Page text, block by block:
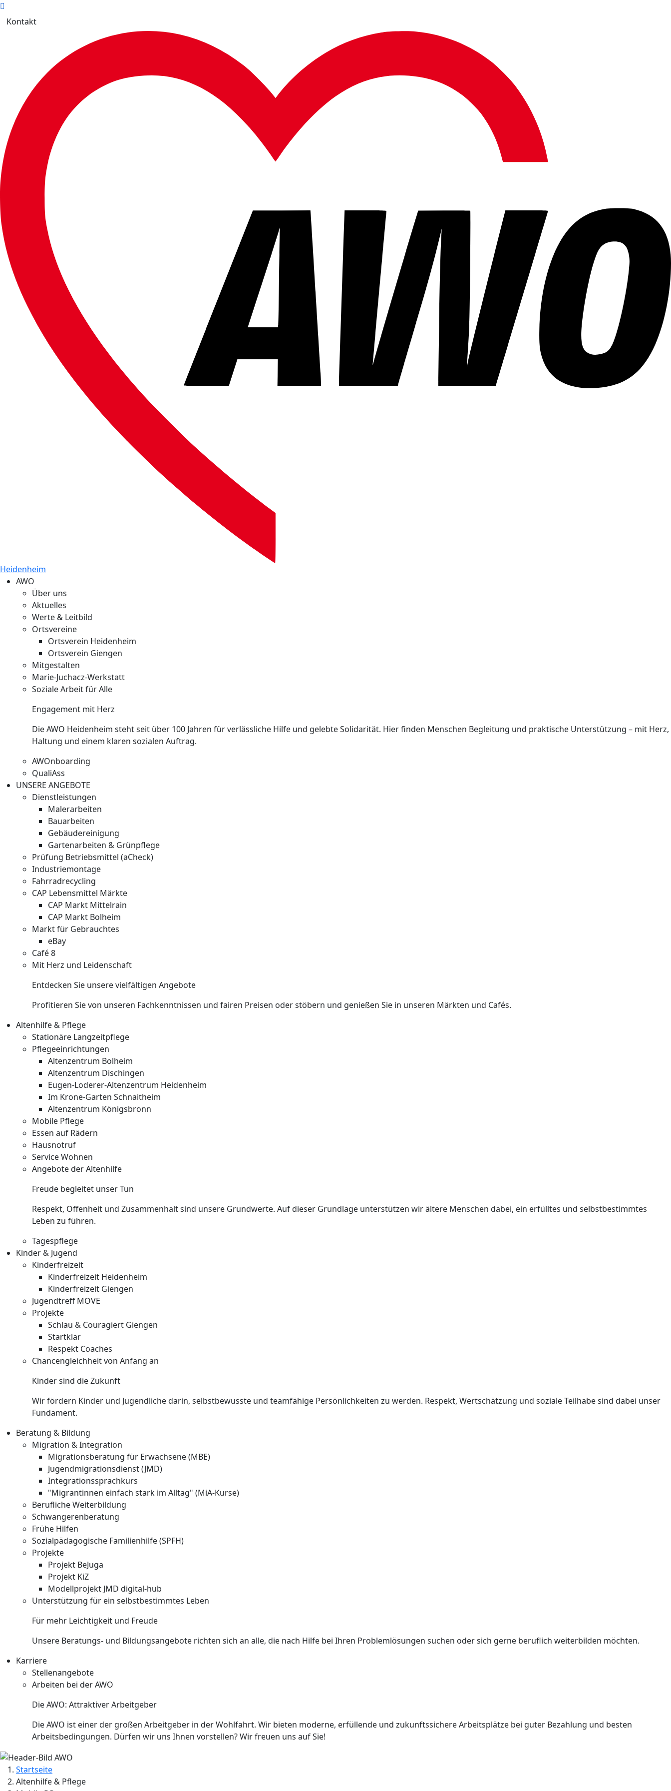
Kontakt
Heidenheim
AWO
Über uns
Aktuelles
Werte & Leitbild
Ortsvereine
Ortsverein Heidenheim
Ortsverein Giengen
Mitgestalten
Marie-Juchacz-Werkstatt
Soziale Arbeit für Alle
Engagement mit Herz
Die AWO Heidenheim steht seit über 100 Jahren für verlässliche Hilfe und gelebte Solidarität. Hier finden Menschen Begleitung und praktische Unterstützung – mit Herz,
Haltung und einem klaren sozialen Auftrag.
AWOnboarding
QualiAss
UNSERE ANGEBOTE
Dienstleistungen
Malerarbeiten
Bauarbeiten
Gebäudereinigung
Gartenarbeiten & Grünpflege
Prüfung Betriebsmittel (aCheck)
Industriemontage
Fahrradrecycling
CAP Lebensmittel Märkte
CAP Markt Mittelrain
CAP Markt Bolheim
Markt für Gebrauchtes
eBay
Café 8
Mit Herz und Leidenschaft
Entdecken Sie unsere vielfältigen Angebote
Profitieren Sie von unseren Fachkenntnissen und fairen Preisen oder stöbern und genießen Sie in unseren Märkten und Cafés.
Altenhilfe & Pflege
Stationäre Langzeitpflege
Pflegeeinrichtungen
Altenzentrum Bolheim
Altenzentrum Dischingen
Eugen-Loderer-Altenzentrum Heidenheim
Im Krone-Garten Schnaitheim
Altenzentrum Königsbronn
Mobile Pflege
Essen auf Rädern
Hausnotruf
Service Wohnen
Angebote der Altenhilfe
Freude begleitet unser Tun
Respekt, Offenheit und Zusammenhalt sind unsere Grundwerte. Auf dieser Grundlage unterstützen wir ältere Menschen dabei, ein erfülltes und selbstbestimmtes
Leben zu führen.
Tagespflege
Kinder & Jugend
Kinderfreizeit
Kinderfreizeit Heidenheim
Kinderfreizeit Giengen
Jugendtreff MOVE
Projekte
Schlau & Couragiert Giengen
Startklar
Respekt Coaches
Chancengleichheit von Anfang an
Kinder sind die Zukunft
Wir fördern Kinder und Jugendliche darin, selbstbewusste und teamfähige Persönlichkeiten zu werden. Respekt, Wertschätzung und soziale Teilhabe sind dabei unser
Fundament.
Beratung & Bildung
Migration & Integration
Migrationsberatung für Erwachsene (MBE)
Jugendmigrationsdienst (JMD)
Integrationssprachkurs
"Migrantinnen einfach stark im Alltag" (MiA-Kurse)
Berufliche Weiterbildung
Schwangerenberatung
Frühe Hilfen
Sozialpädagogische Familienhilfe (SPFH)
Projekte
Projekt BeJuga
Projekt KiZ
Modellprojekt JMD digital-hub
Unterstützung für ein selbstbestimmtes Leben
Für mehr Leichtigkeit und Freude
Unsere Beratungs- und Bildungsangebote richten sich an alle, die nach Hilfe bei Ihren Problemlösungen suchen oder sich gerne beruflich weiterbilden möchten.
Karriere
Stellenangebote
Arbeiten bei der AWO
Die AWO: Attraktiver Arbeitgeber
Die AWO ist einer der großen Arbeitgeber in der Wohlfahrt. Wir bieten moderne, erfüllende und zukunftssichere Arbeitsplätze bei guter Bezahlung und besten
Arbeitsbedingungen. Dürfen wir uns Ihnen vorstellen? Wir freuen uns auf Sie!
Startseite
Altenhilfe & Pflege